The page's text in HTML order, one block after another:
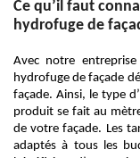
Ce qu’il faut
hydrofuge de
Avec notre
hydrofuge de façade
façade. Ainsi, le type
produit se fait au
de votre façade. Les
adaptés à tous les